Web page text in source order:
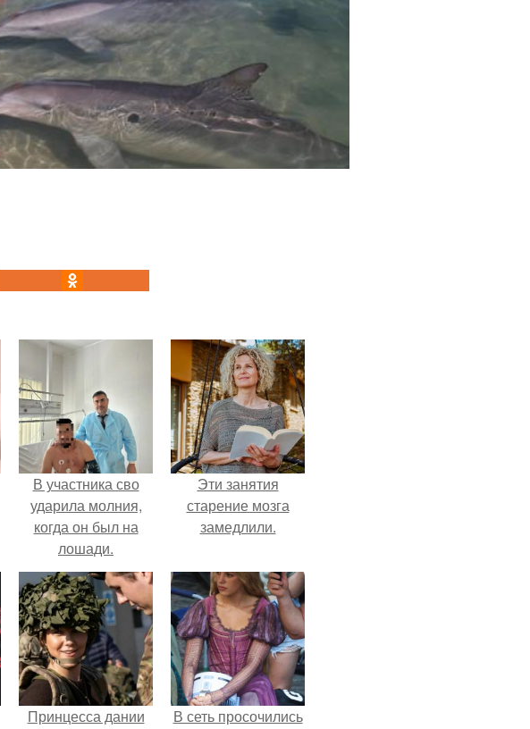
В участника сво
ударила молния,
когда он был на
лошади.
Эти занятия
старение мозга
замедлили.
Принцесса дании
В сеть просочились